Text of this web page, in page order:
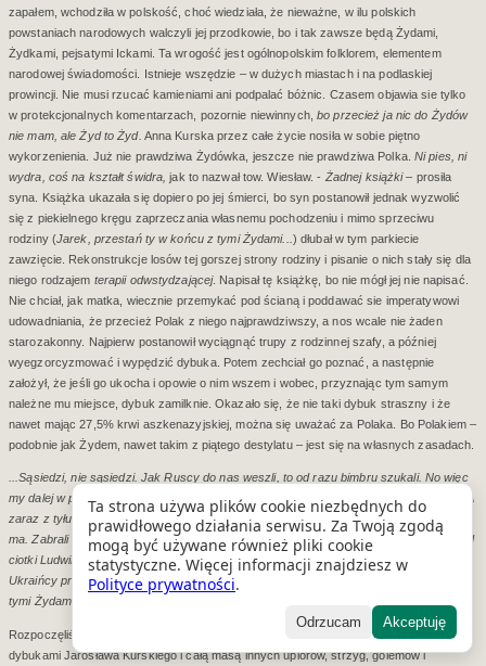
zapałem, wchodziła w polskość, choć wiedziała, że nieważne, w ilu polskich
powstaniach narodowych walczyli jej przodkowie, bo i tak zawsze będą Żydami,
Żydkami, pejsatymi Ickami. Ta wrogość jest ogólnopolskim folklorem, elementem
narodowej świadomości. Istnieje wszędzie – w dużych miastach i na podlaskiej
prowincji. Nie musi rzucać kamieniami ani podpalać bóżnic. Czasem objawia sie tylko
w protekcjonalnych komentarzach, pozornie niewinnych,bo przecież ja nic do Żydów
nie mam, ale Żyd to Żyd. Anna Kurska przez całe życie nosiła w sobie piętno
wykorzenienia. Już nie prawdziwa Żydówka, jeszcze nie prawdziwa Polka. Ni pies, ni
wydra, coś na kształt świdra, jak to nazwał tow. Wiesław. - Żadnej książki– prosiła
syna. Książka ukazała się dopiero po jej śmierci, bo syn postanowił jednak wyzwolić
się z piekielnego kręgu zaprzeczania własnemu pochodzeniu i mimo sprzeciwu
rodziny (Jarek, przestań ty w końcu z tymi Żydami... ) dłubał w tym parkiecie
zawzięcie. Rekonstrukcje losów tej gorszej strony rodziny i pisanie o nich stały się dla
niego rodzajem terapii odwstydzającej. Napisał tę książkę, bo nie mógł jej nie napisać.
Nie chciał, jak matka, wiecznie przemykać pod ścianą i poddawać sie imperatywowi
udowadniania, że przecież Polak z niego najprawdziwszy, a nos wcale nie żaden
starozakonny. Najpierw postanowił wyciągnąć trupy z rodzinnej szafy, a później
wyegzorcyzmować i wypędzić dybuka. Potem zechciał go poznać, a następnie
założył, że jeśli go ukocha i opowie o nim wszem i wobec, przyznając tym samym
należne mu miejsce, dybuk zamilknie. Okazało się, że nie taki dybuk straszny i że
nawet mając 27,5% krwi aszkenazyjskiej, można się uważać za Polaka. Bo Polakiem –
podobnie jak Żydem, nawet takim z piątego destylatu – jest się na własnych zasadach.
...Sąsiedzi, nie sąsiedzi. Jak Ruscy do nas weszli, to od razu bimbru szukali. No więc
my dalej w pierś się bić, że gdzie tam, towariszczi, u nas bimbru niet, my nie pędzim. A
zaraz z tyłu dwóch Żydków z nimi na wozie, ważni tacy. I pokazują palcem, kto bimber
ma. Zabrali nam wtedy kilka baniaków, na chrzciny Zygmusia miały być, duże takie, od
ciotki Ludwiki, ona wino w nich robiła. Żydków po plecach poklepali i poszli. Jak potem
Ukraińcy przychodzili tatę bić, to oni w domu bili, a Żyd stał na czatach. No i tak to z
tymi Żydami było.
Rozpoczęliśmy 38. sezon artystyczny Klubu Miłośników Żywego Słowa spotkaniem z
dybukami Jarosława Kurskiego i całą masą innych upiorów, strzyg, golemów i
Ta strona używa plików cookie niezbędnych do
prawidłowego działania serwisu. Za Twoją zgodą
mogą być używane również pliki cookie
statystyczne. Więcej informacji znajdziesz w
Polityce prywatności.
Odrzucam Akceptuję